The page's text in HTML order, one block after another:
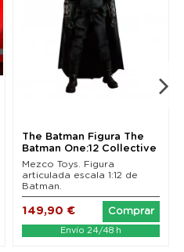
The Batman Figura The
Batman One:12 Collective
17 cm
Mezco Toys. Figura
articulada escala 1:12 de
Batman.
149,90 € Comprar
Envío 24/48 h